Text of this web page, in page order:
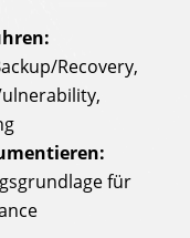
Recovery,
für